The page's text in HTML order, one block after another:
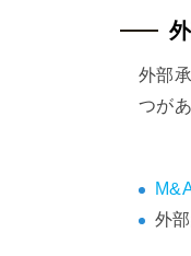
外部
つが
外